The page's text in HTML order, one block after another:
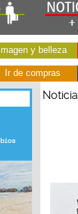
Imagen y belleza
Ir de compras